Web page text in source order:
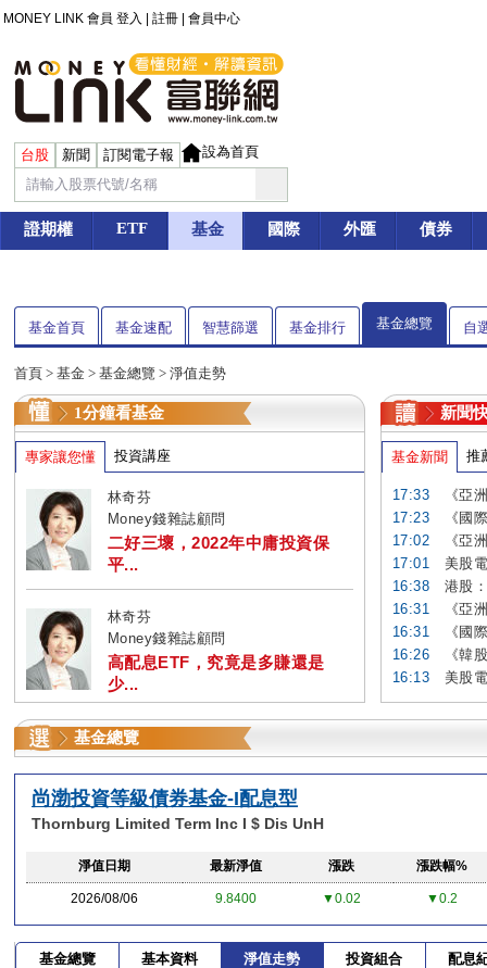
MONEY LINK 會員 登入 註冊 會員中心
台股 新聞 訂閱電子報 設為首頁
證期權 ETF 基金 國際 外匯 債券
基金首頁 基金速配 智慧篩選 基金排行 基金總覽 自
首頁 > 基金 > 基金總覽 > 淨值走勢
1分鐘看基金
專家讓您懂 投資講座
林奇芬
Money錢雜誌顧問
二好三壞，2022年中庸投資保
平...
林奇芬
Money錢雜誌顧問
高配息ETF，究竟是多賺還是
少...
新聞
基金新聞 推
17:33
《亞
17:23
《國
17:02
《亞
17:01
美股
16:38
港股
16:31
《亞
16:31
《國
16:26
《韓
16:13
美股
基金總覽
尚渤投資等級債券基金-I配息型
Thornburg Limited Term Inc I $ Dis UnH
淨值日期 最新淨值 漲跌 漲跌幅%
2026/08/06 9.8400 ▼0.02 ▼0.2
基金總覽 基本資料 淨值走勢 投資組合 配息